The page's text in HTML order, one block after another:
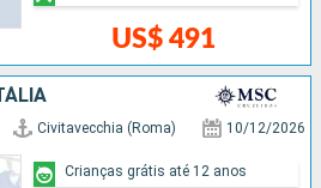
US$ 491
Civitavecchia (Roma) 10/12/2026
Crianças grátis até 12 anos